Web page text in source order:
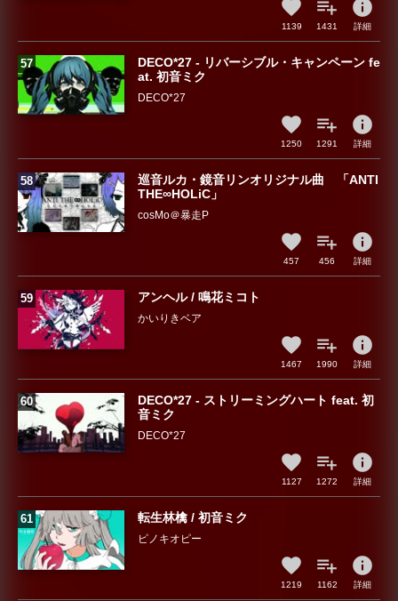
1139 1431
info
詳細
DECO*27 - リバーシブル・キャンペーン fe
at. 初音ミク
DECO*27
1250 1291
info
詳細
巡音ルカ・鏡音リンオリジナル曲 「ANTI
THE∞HOLiC」
cosMo＠暴走P
457 456
info
詳細
アンヘル / 鳴花ミコト
かいりきベア
1467 1990
info
詳細
DECO*27 - ストリーミングハート feat. 初
音ミク
DECO*27
1127 1272
info
詳細
転生林檎 / 初音ミク
ピノキオピー
1219 1162
info
詳細